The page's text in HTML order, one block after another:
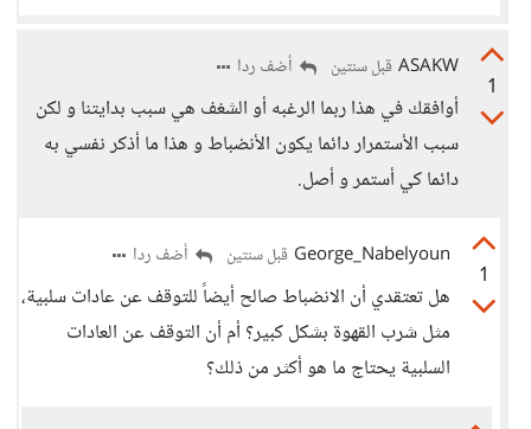
1
ASAKW قبل سنتين أضف ردا
أوافقك في هذا ربما الرغبه أو الشغف هي سبب بدايتنا و لكن
سبب الأستمرار دائما يكون الأنضباط و هذا ما أذكر نفسي به
دائما كي أستمر و أصل.
1
George_Nabelyoun قبل سنتين أضف ردا
هل تعتقدي أن الانضباط صالح أيضاً للتوقف عن عادات سلبية،
مثل شرب القهوة بشكل كبير؟ أم أن التوقف عن العادات
السلبية يحتاج ما هو أكثر من ذلك؟